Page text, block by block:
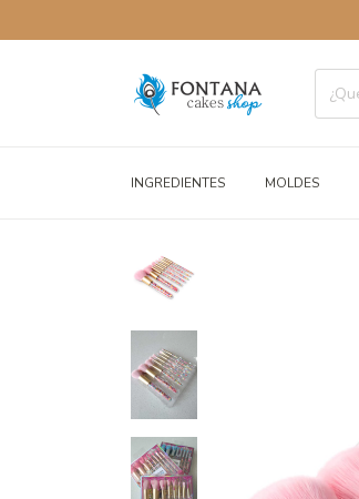
INGREDIENTES MOLDES